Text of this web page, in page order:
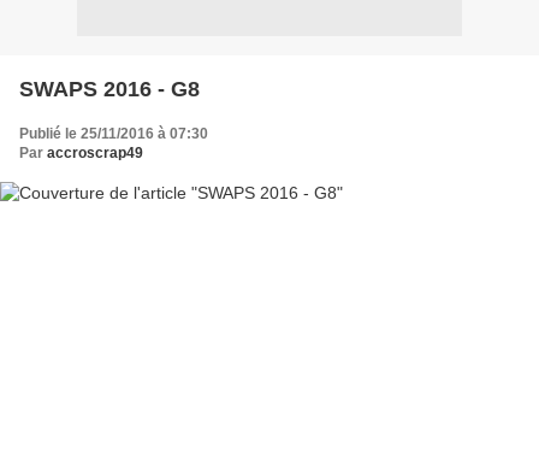
SWAPS 2016 - G8
Publié le 25/11/2016 à 07:30
Par accroscrap49